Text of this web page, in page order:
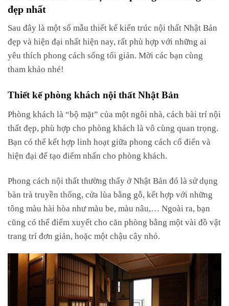
đẹp nhất
Sau đây là một số mẫu thiết kế kiến trúc nội thất Nhật Bản
đẹp và hiện đại nhất hiện nay, rất phù hợp với những ai
yêu thích phong cách sống tối giản. Mời các bạn cùng
tham khảo nhé!
Thiết kế phòng khách nội thất Nhật Bản
Phòng khách là “bộ mặt” của một ngôi nhà, cách bài trí nội
thất đẹp, phù hợp cho phòng khách là vô cùng quan trọng.
Bạn có thể kết hợp linh hoạt giữa phong cách cổ điển và
hiện đại để tạo điểm nhấn cho phòng khách.
Phong cách nội thất thường thấy ở Nhật Bản đó là sử dụng
bàn trà truyền thống, cửa lùa bằng gỗ, kết hợp với những
tông màu hài hòa như màu be, màu nâu,… Ngoài ra, bạn
cũng có thể điểm xuyết cho căn phòng bằng một vài đồ vật
trang trí đơn giản, hoặc một chậu cây nhỏ.